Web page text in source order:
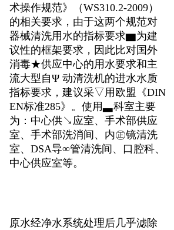
术操作规范》（WS310.2-2009）
的相关要求，由于这两个规范对
器械清洗用水的指标要求▆为建
议性的框架要求，因此比对国外
消毒★供应中心的用水要求和主
流大型自Ψ 动清洗机的进水水质
指标要求，建议采▽用欧盟《DIN
EN标准285》。使用▃科室主要
为：中心供↘应室、手术部供应
室、手术部洗消间、内㊣镜清洗
室、DSA导∞管清洗间、口腔科、
中心供应室等。
原水经净水系统处理后几乎滤除